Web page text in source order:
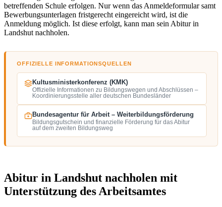
betreffenden Schule erfolgen. Nur wenn das Anmeldeformular samt
Bewerbungsunterlagen fristgerecht eingereicht wird, ist die
Anmeldung möglich. Ist diese erfolgt, kann man sein Abitur in
Landshut nachholen.
OFFIZIELLE INFORMATIONSQUELLEN
Kultusministerkonferenz (KMK)
Offizielle Informationen zu Bildungswegen und Abschlüssen –
Koordinierungsstelle aller deutschen Bundesländer
Bundesagentur für Arbeit – Weiterbildungsförderung
Bildungsgutschein und finanzielle Förderung für das Abitur
auf dem zweiten Bildungsweg
Abitur in Landshut nachholen mit
Unterstützung des Arbeitsamtes